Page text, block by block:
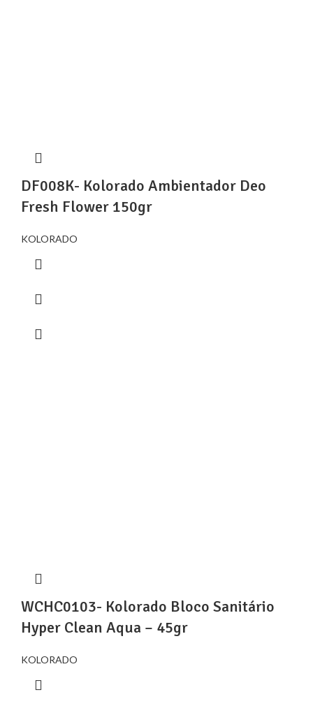
DF008K- Kolorado Ambientador Deo
Fresh Flower 150gr
KOLORADO
WCHC0103- Kolorado Bloco Sanitário
Hyper Clean Aqua – 45gr
KOLORADO